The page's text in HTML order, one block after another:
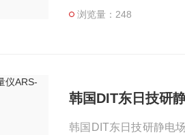
浏览量：248
韩国DIT东日技研
韩国DIT东日技研静电